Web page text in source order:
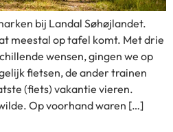
bij Landal Søhøjlandet.
meestal op tafel komt. Met drie
wensen, gingen we op
fietsen, de ander trainen
(fiets) vakantie vieren.
Op voorhand waren […]